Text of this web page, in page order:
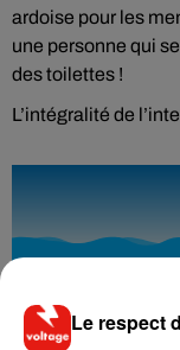
ardoise pour les
une personne qui
des toilettes !
L’intégralité de
Le respect